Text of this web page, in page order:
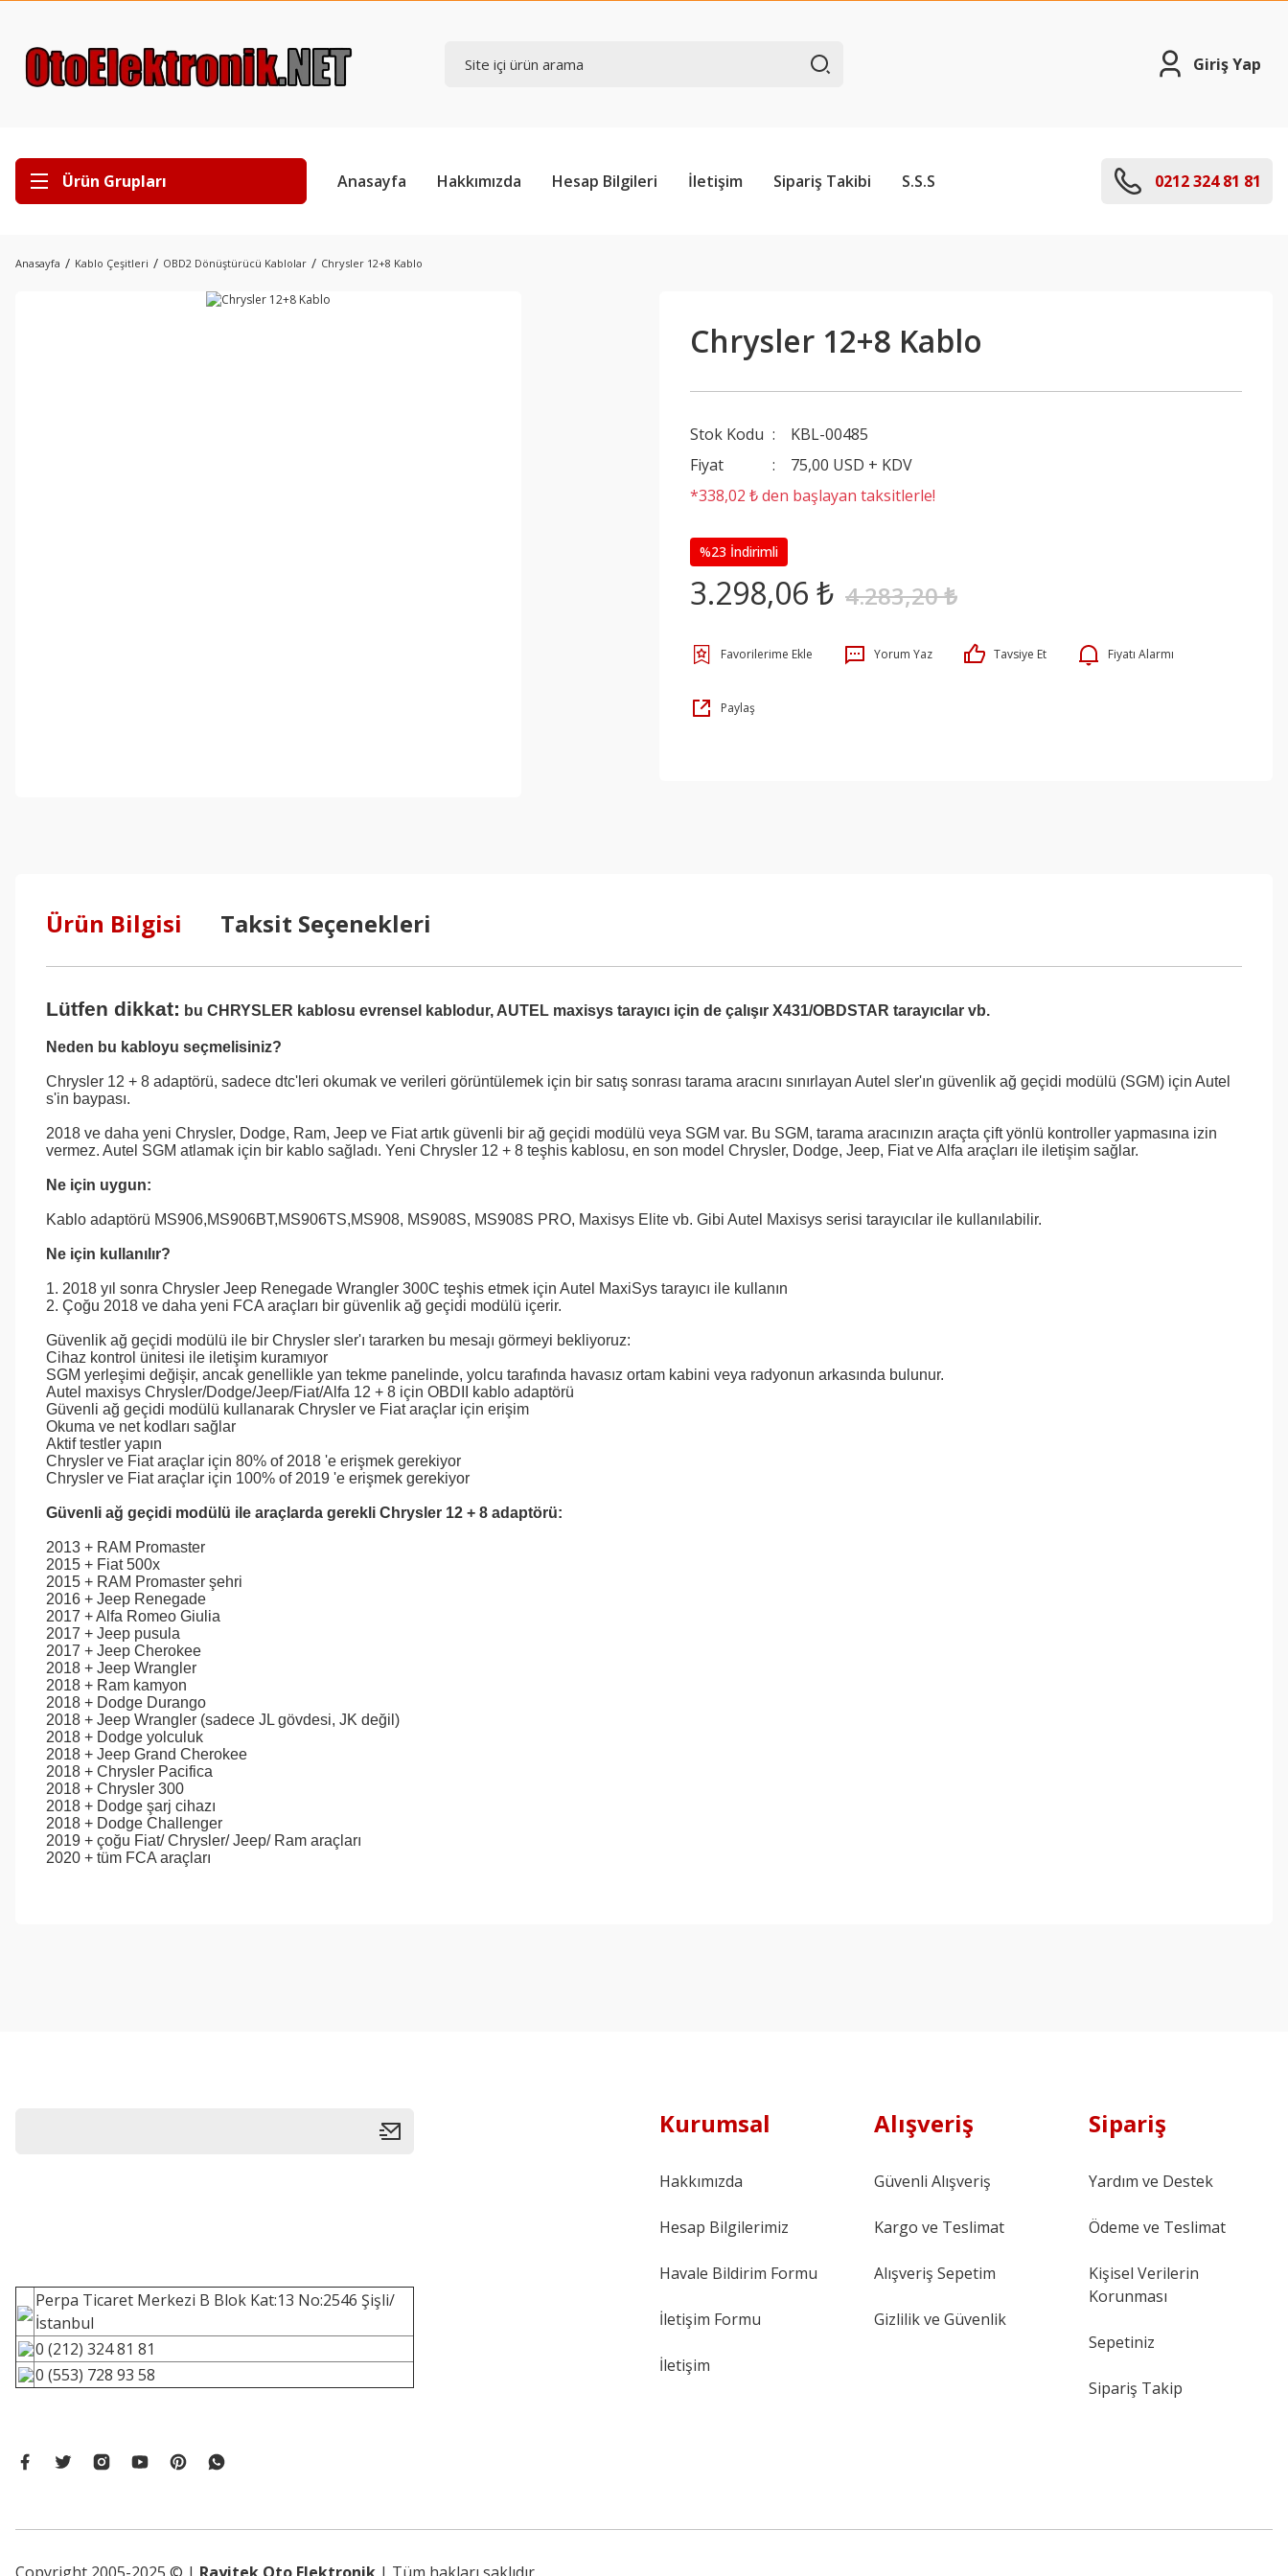
Giriş Yap
Ürün Grupları Anasayfa Hakkımızda Hesap Bilgileri İletişim Sipariş Takibi S.S.S 0212 324 81 81
Anasayfa Kablo Çeşitleri OBD2 Dönüştürücü Kablolar Chrysler 12+8 Kablo
Chrysler 12+8 Kablo
Stok Kodu
KBL-00485
Fiyat
75,00 USD + KDV
*338,02 ₺ den başlayan taksitlerle!
%23 İndirimli
3.298,06 ₺ 4.283,20 ₺
Yorum Yaz Tavsiye Et Fiyatı Alarmı
Paylaş
Ürün Bilgisi Taksit Seçenekleri
Lütfen dikkat: bu CHRYSLER kablosu evrensel kablodur, AUTEL maxisys tarayıcı için de çalışır X431/OBDSTAR tarayıcılar vb.
Neden bu kabloyu seçmelisiniz?
Chrysler 12 + 8 adaptörü, sadece dtc'leri okumak ve verileri görüntülemek için bir satış sonrası tarama aracını sınırlayan Autel sler'ın güvenlik ağ geçidi modülü (SGM) için Autel
s'in baypası.
2018 ve daha yeni Chrysler, Dodge, Ram, Jeep ve Fiat artık güvenli bir ağ geçidi modülü veya SGM var. Bu SGM, tarama aracınızın araçta çift yönlü kontroller yapmasına izin
vermez. Autel SGM atlamak için bir kablo sağladı. Yeni Chrysler 12 + 8 teşhis kablosu, en son model Chrysler, Dodge, Jeep, Fiat ve Alfa araçları ile iletişim sağlar.
Ne için uygun:
Kablo adaptörü MS906,MS906BT,MS906TS,MS908, MS908S, MS908S PRO, Maxisys Elite vb. Gibi Autel Maxisys serisi tarayıcılar ile kullanılabilir.
Ne için kullanılır?
1. 2018 yıl sonra Chrysler Jeep Renegade Wrangler 300C teşhis etmek için Autel MaxiSys tarayıcı ile kullanın
2. Çoğu 2018 ve daha yeni FCA araçları bir güvenlik ağ geçidi modülü içerir.
Güvenlik ağ geçidi modülü ile bir Chrysler sler'ı tararken bu mesajı görmeyi bekliyoruz:
Cihaz kontrol ünitesi ile iletişim kuramıyor
SGM yerleşimi değişir, ancak genellikle yan tekme panelinde, yolcu tarafında havasız ortam kabini veya radyonun arkasında bulunur.
Autel maxisys Chrysler/Dodge/Jeep/Fiat/Alfa 12 + 8 için OBDII kablo adaptörü
Güvenli ağ geçidi modülü kullanarak Chrysler ve Fiat araçlar için erişim
Okuma ve net kodları sağlar
Aktif testler yapın
Chrysler ve Fiat araçlar için 80% of 2018 'e erişmek gerekiyor
Chrysler ve Fiat araçlar için 100% of 2019 'e erişmek gerekiyor
Güvenli ağ geçidi modülü ile araçlarda gerekli Chrysler 12 + 8 adaptörü:
2013 + RAM Promaster
2015 + Fiat 500x
2015 + RAM Promaster şehri
2016 + Jeep Renegade
2017 + Alfa Romeo Giulia
2017 + Jeep pusula
2017 + Jeep Cherokee
2018 + Jeep Wrangler
2018 + Ram kamyon
2018 + Dodge Durango
2018 + Jeep Wrangler (sadece JL gövdesi, JK değil)
2018 + Dodge yolculuk
2018 + Jeep Grand Cherokee
2018 + Chrysler Pacifica
2018 + Chrysler 300
2018 + Dodge şarj cihazı
2018 + Dodge Challenger
2019 + çoğu Fiat/ Chrysler/ Jeep/ Ram araçları
2020 + tüm FCA araçları
Perpa Ticaret Merkezi B Blok Kat:13 No:2546 Şişli/
İstanbul
0 (212) 324 81 81
0 (553) 728 93 58
Kurumsal
Hakkımızda
Hesap Bilgilerimiz
Havale Bildirim Formu
İletişim Formu
İletişim
Alışveriş
Güvenli Alışveriş
Kargo ve Teslimat
Alışveriş Sepetim
Gizlilik ve Güvenlik
Sipariş
Yardım ve Destek
Ödeme ve Teslimat
Kişisel Verilerin
Korunması
Sepetiniz
Sipariş Takip